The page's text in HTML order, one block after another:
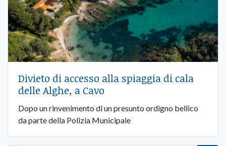
Divieto di accesso alla spiaggia di cala
delle Alghe, a Cavo
Dopo un rinvenimento di un presunto ordigno bellico
da parte della Polizia Municipale